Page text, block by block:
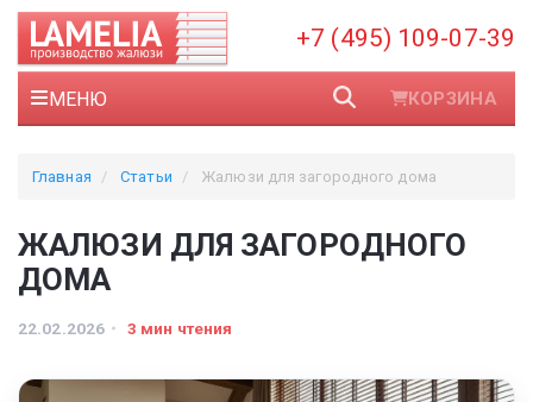
+7 (495) 109-07-39
МЕНЮ КОРЗИНА
Главная Статьи Жалюзи для загородного дома
ЖАЛЮЗИ ДЛЯ ЗАГОРОДНОГО
ДОМА
22.02.2026 3 мин чтения